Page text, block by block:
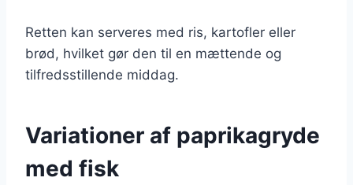
Retten kan serveres med ris, kartofler eller
brød, hvilket gør den til en mættende og
tilfredsstillende middag.
Variationer af paprikagryde
med fisk